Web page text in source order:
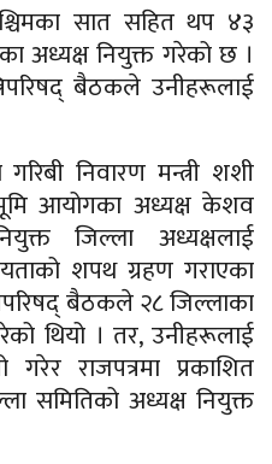
सात सहित थप ४३
अध्यक्ष नियुक्त गरेको छ ।
बैठकले उनीहरूलाई
निवारण मन्त्री शशी
भूमि आयोगका अध्यक्ष केशव
जिल्ला अध्यक्षलाई
शपथ ग्रहण गराएका
बैठकले २८ जिल्लाका
थियो । तर, उनीहरूलाई
राजपत्रमा प्रकाशित
समितिको अध्यक्ष नियुक्त